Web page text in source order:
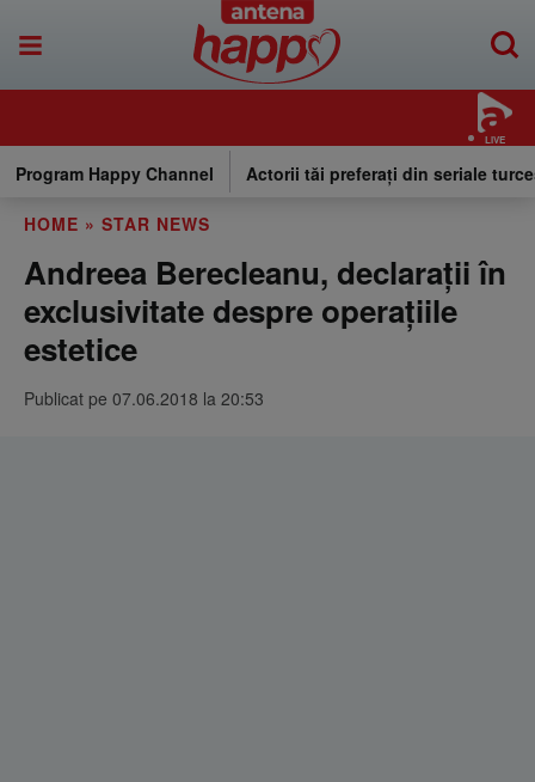
LIVE
Program Happy Channel Actorii tăi preferați din seriale
HOME » STAR NEWS
Andreea Berecleanu, declarații în
exclusivitate despre operaţiile
estetice
Publicat pe 07.06.2018 la 20:53